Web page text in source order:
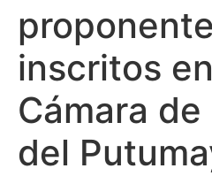
inscritos
Cámara
del